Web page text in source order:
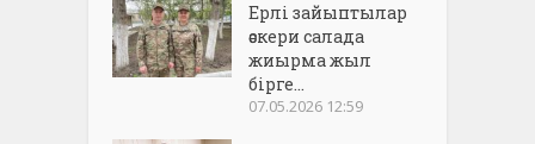
Ерлі зайыптылар
әскери салада
жиырма жыл
бірге...
07.05.2026 12:59